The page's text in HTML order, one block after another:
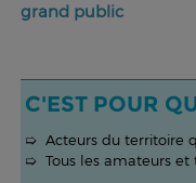
grand public
C'EST POUR
➯ Acteurs du territoire
➯ Tous les amateurs et